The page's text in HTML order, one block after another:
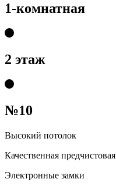
1-комнатная
2 этаж
№10
Высокий потолок
Качественная предчистовая
Электронные замки